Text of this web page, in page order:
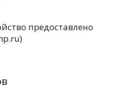
предоставлено